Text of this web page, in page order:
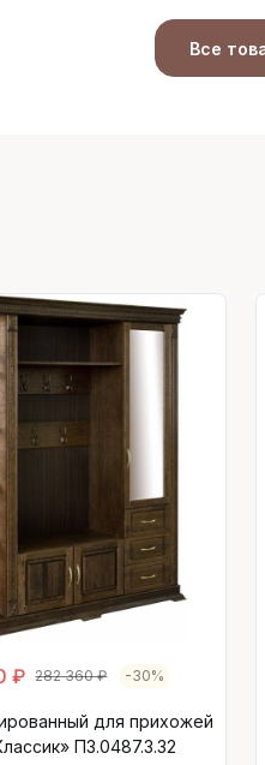
Все
₽ 282 360 ₽ -30%
для прихожей
П3.0487.3.32